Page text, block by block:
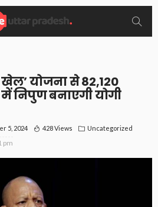
योजना से 82,120
निपुण बनाएगी योगी
5, 2024 428 Views Uncategorized
pm